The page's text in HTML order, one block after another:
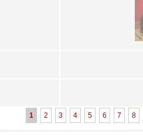
1 2 3 4 5 6 7 8